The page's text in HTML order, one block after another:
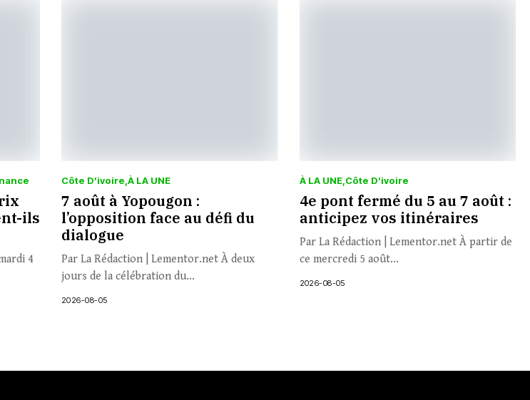
ils
4
Côte D’ivoire À LA UNE
7 août à Yopougon :
l’opposition face au défi du
dialogue
Par La Rédaction | Lementor.net À deux
jours de la célébration du...
2026-08-05
À LA UNE Côte D’ivoire
4e pont fermé du 5 au 7 août :
anticipez vos itinéraires
Par La Rédaction | Lementor.net À partir de
ce mercredi 5 août...
2026-08-05